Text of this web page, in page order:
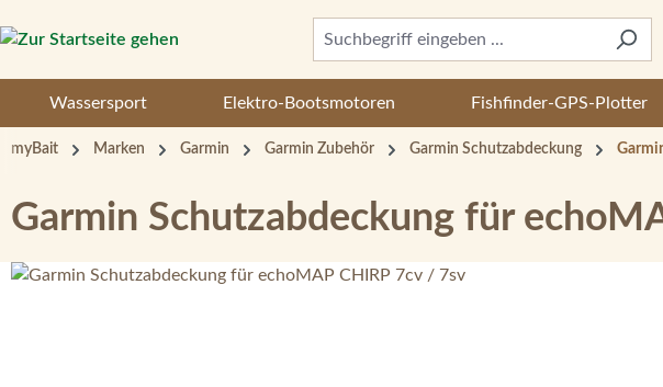
Hauptinhalt springen
Zur Suche springen
Wassersport Elektro-Bootsmotoren Fishfinder-GPS-Plotter
myBait Marken Garmin Garmin Zubehör Garmin Schutzabdeckung
Garmin Schutzabdeckung für
Bildergalerie überspringen